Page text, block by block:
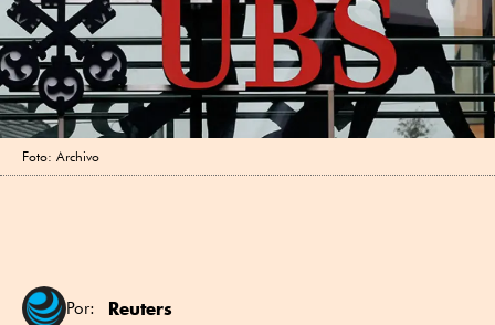
Foto: Archivo
Por: Reuters